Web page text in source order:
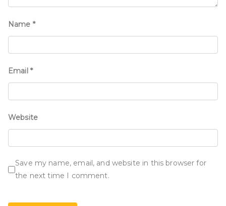
Name *
Email *
Website
Save my name, email, and website in this browser for
the next time I comment.